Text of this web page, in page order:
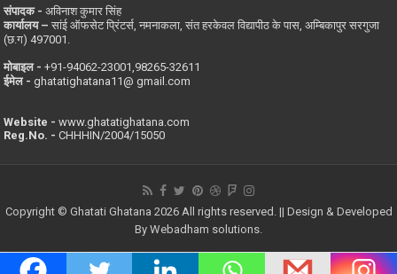
संपादक -अविनाश कुमार सिंह
कार्यालय –सांई ऑफसेट प्रिंटर्स, नमनाकला, संत हरकेवल विद्यापीठ के पास, अम्बिकापुर सरगुजा
(छ.ग) 497001.
मोबाइल - ‪+91-94062-23001‬,98265-32611
ईमेल -ghatatighatana11@ gmail.com
Website -www.ghatatighatana.com
Reg.No. -CHHHIN/2004/15050
Copyright © Ghatati Ghatana 2026 All rights reserved. || Design & Developed
By Webadham solutions.